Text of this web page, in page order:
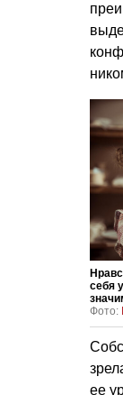
себя
Фото:
ее